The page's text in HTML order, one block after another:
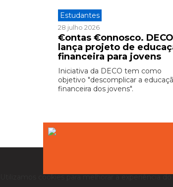
Estudantes
28 julho 2026
€ontas €onnosco. DECO
lança projeto de
financeira para jovens
Iniciativa da DECO tem como
objetivo "descomplicar a
financeira dos jovens".
Utilizamos cookies para melhorar a experiência